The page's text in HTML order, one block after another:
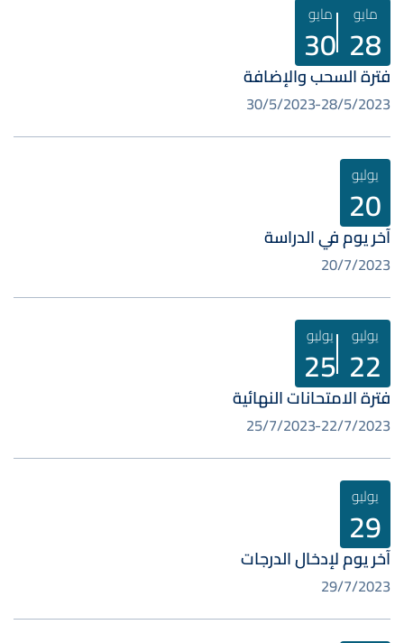
مايو
28
مايو
30
فترة السحب والإضافة
28/5/2023
30/5/2023
يوليو
20
آخر يوم في الدراسة
20/7/2023
يوليو
22
يوليو
25
فترة الامتحانات النهائية
22/7/2023
25/7/2023
يوليو
29
آخر يوم لإدخال الدرجات
29/7/2023